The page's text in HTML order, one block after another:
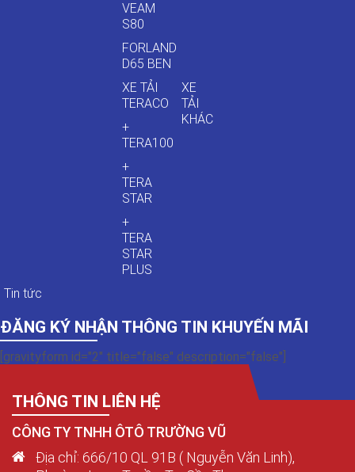
VEAM
S80
FORLAND
D65 BEN
XE TẢI
TERACO
+
TERA100
+
TERA
STAR
+
TERA
STAR
PLUS
XE
TẢI
KHÁC
Tin tức
ĐĂNG KÝ NHẬN THÔNG TIN KHUYẾN MÃI
[gravityform id="2" title="false" description="false"]
THÔNG TIN LIÊN HỆ
CÔNG TY TNHH ÔTÔ TRƯỜNG VŨ
Địa chỉ: 666/10 QL 91B ( Nguyễn Văn Linh),